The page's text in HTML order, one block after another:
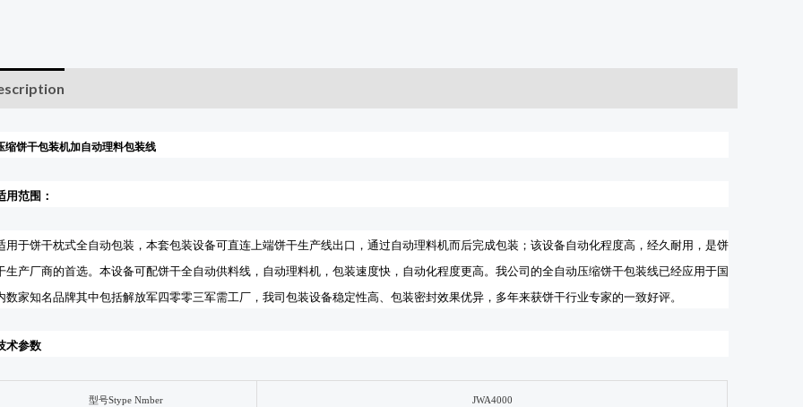
缩饼干包装机加自动理料包装线
用范围：
用于饼干枕式全自动包装，本套包装设备可直连上端饼干生产线出口，通过自动理料机而后完成包装；该设备自动化程度高，经久耐用，是饼
生产厂商的首选。 本设备可配饼干全自动供料线，自动理料机，包装速度快，自动化程度更高。我公司的全自动压缩饼干包装线已经应用于国
数家知名品牌其中包括解放军四零零三军需工厂，我司包装设备稳定性高、包装密封效果优异，多年来获饼干行业专家的一致好评。
术参数
型号Stype Nmber JWA4000